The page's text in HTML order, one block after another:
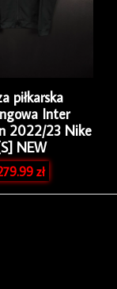
piłkarska
Inter
2022/23 Nike
NEW
zł